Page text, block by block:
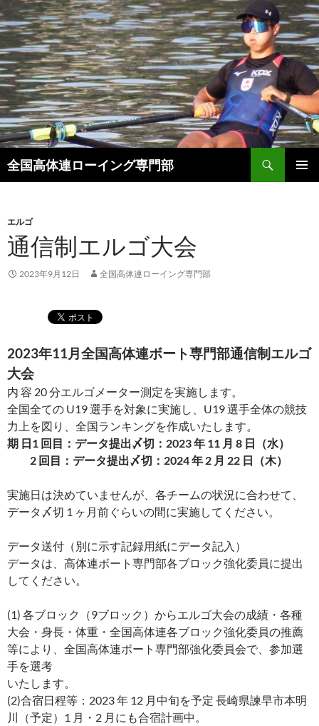
全国高体連ローイング専門部
検
索
ン
ツ
へ
ス
エルゴ
通信制エルゴ大会
2023年9月12日 全国高体連ローイング専門部
2023年11月全国高体連ボート専門部通信制エルゴ
大会
内 容 20 分エルゴメーター測定を実施します。
全国全ての U19 選手を対象に実施し、U19 選手全体の競技
力上を図り、全国ランキングを作成いたします。
期 日1 回目：データ提出〆切：2023 年 11 月 8 日（水）
2 回目：データ提出〆切：2024 年 2 月 22 日（木）
実施日は決めていませんが、各チームの状況に合わせて、
データ〆切 1 ヶ月前ぐらいの間に実施してください。
データ送付（別に示す記録用紙にデータ記入）
データは、高体連ボート専門部各ブロック強化委員に提出
してください。
(1) 各ブロック（9ブロック）からエルゴ大会の成績・各種
大会・身長・体重・全国高体連各ブロック強化委員の推薦
等により、全国高体連ボート専門部強化委員会で、参加選
手を選考
いたします。
(2)合宿日程等：2023 年 12 月中旬を予定 長崎県諫早市本明
川（予定）1 月・2 月にも合宿計画中。